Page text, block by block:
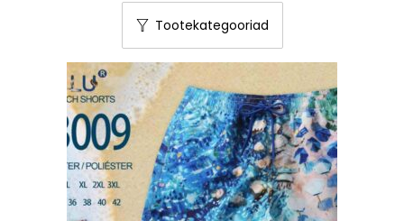
Tootekategooriad